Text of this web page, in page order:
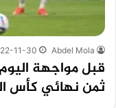
Abdel Mola
11-30
قبل مواجهة
ثمن نهائي كأس